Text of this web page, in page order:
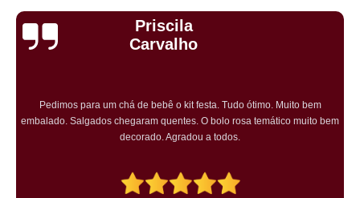
Cristiane Dramali de
Oliveira
Adorei os salgadinhos tradicionais e os vegetarianos que encomendei
para o aniversário da minha mãe! Todos os convidados gostaram muito! O
preço também foi excelente e tornarei a encomendar!